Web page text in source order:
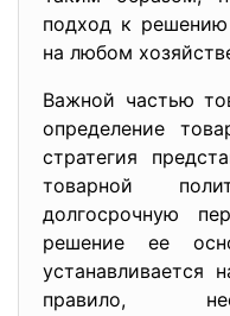
подход к решению
на любом
Важной частью
определение
стратегия
товарной
долгосрочную
решение ее
правило,